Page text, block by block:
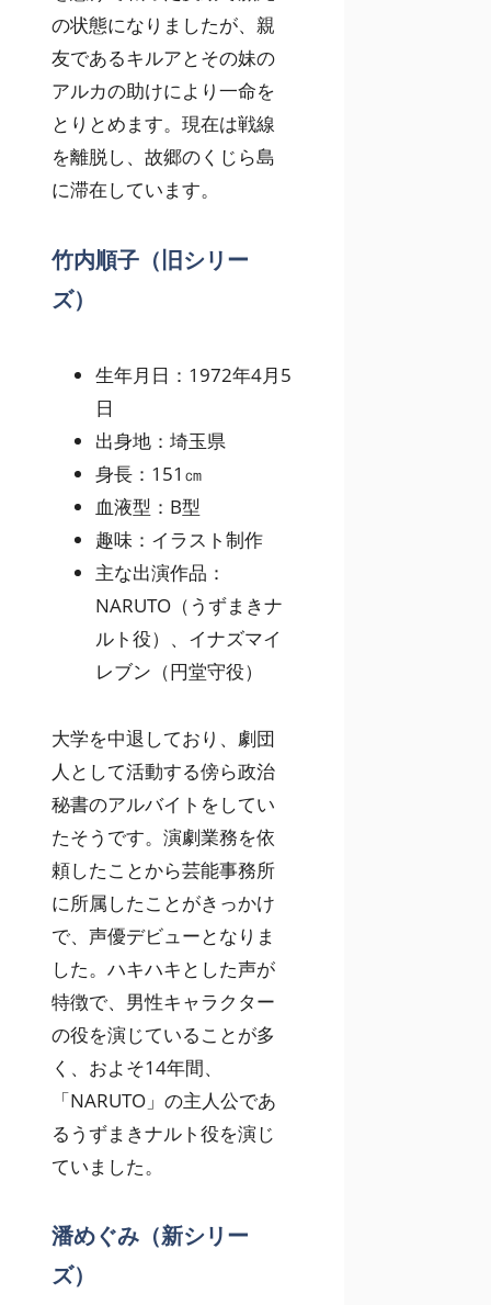
の状態になりましたが、親
友であるキルアとその妹の
アルカの助けにより一命を
とりとめます。現在は戦線
を離脱し、故郷のくじら島
に滞在しています。
竹内順子（旧シリー
ズ）
生年月日：1972年4月5
日
出身地：埼玉県
身長：151㎝
血液型：B型
趣味：イラスト制作
主な出演作品：
NARUTO（うずまきナ
ルト役）、イナズマイ
レブン（円堂守役）
大学を中退しており、劇団
人として活動する傍ら政治
秘書のアルバイトをしてい
たそうです。演劇業務を依
頼したことから芸能事務所
に所属したことがきっかけ
で、声優デビューとなりま
した。ハキハキとした声が
特徴で、男性キャラクター
の役を演じていることが多
く、およそ14年間、
「NARUTO」の主人公であ
るうずまきナルト役を演じ
ていました。
潘めぐみ（新シリー
ズ）